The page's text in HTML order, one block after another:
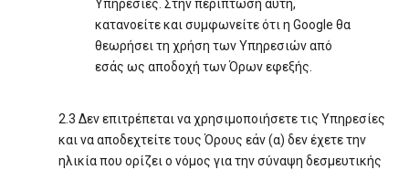
Υπηρεσίες. Στην περίπτωση αυτή,
κατανοείτε και συμφωνείτε ότι η Google θα
θεωρήσει τη χρήση των Υπηρεσιών από
εσάς ως αποδοχή των Όρων εφεξής.
2.3 Δεν επιτρέπεται να χρησιμοποιήσετε τις Υπηρεσίες
και να αποδεχτείτε τους Όρους εάν (α) δεν έχετε την
ηλικία που ορίζει ο νόμος για την σύναψη δεσμευτικής